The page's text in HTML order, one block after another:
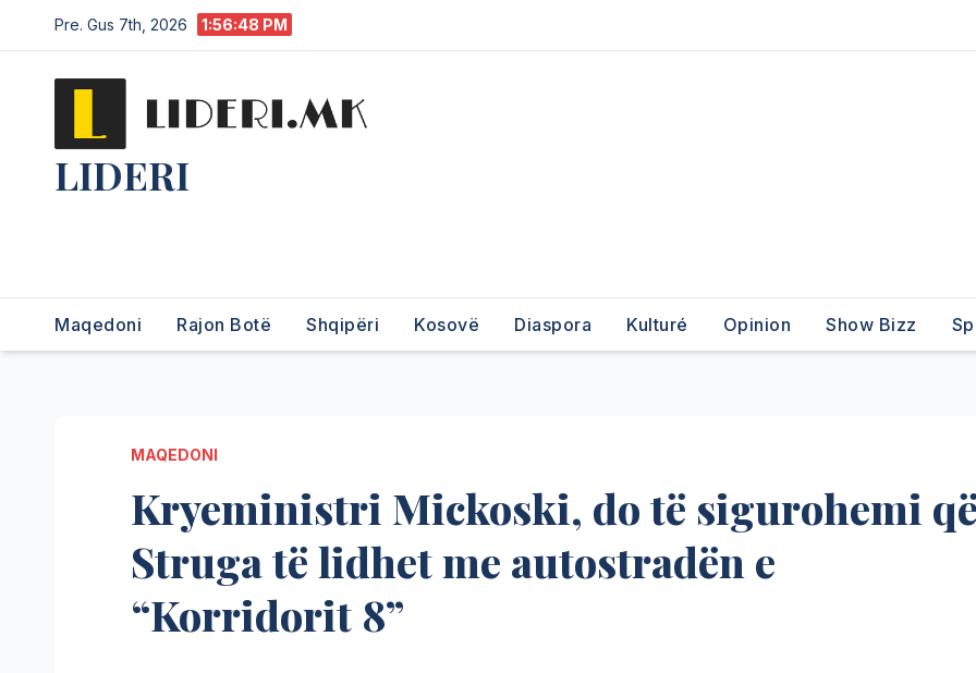
Pre. Gus 7th, 2026 1:56:49 PM
LIDERI
Maqedoni Rajon Botë Shqipëri Kosovë Diaspora Kulturé Opinion Show Bizz
MAQEDONI
Kryeministri Mickoski, do të sigurohemi
Struga të lidhet me autostradën e
“Korridorit 8”